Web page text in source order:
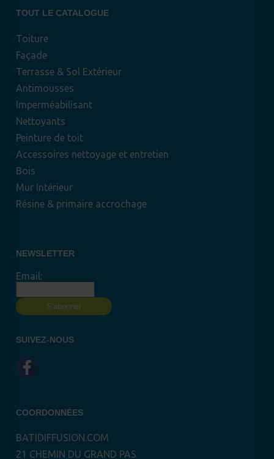
TOUT LE CATALOGUE
Toiture
Façade
Terrasse & Sol Extérieur
Antimousses
Imperméabilisant
Nettoyants
Peinture de toit
Accessoires nettoyage et entretien
Bois
Mur Intérieur
Résine & primaire accrochage
NEWSLETTER
Email:
SUIVEZ-NOUS
COORDONNÉES
BATIDIFFUSION.COM
21 CHEMIN DU GRAND PAS